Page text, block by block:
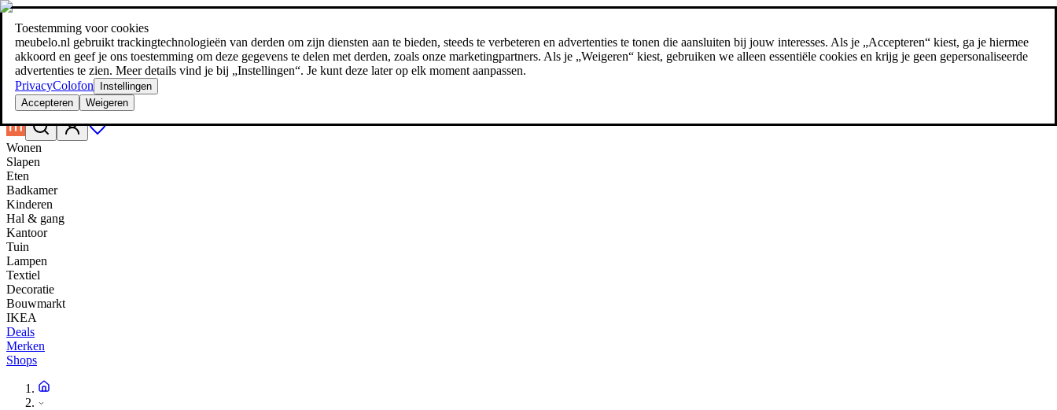
Toestemming voor cookies
meubelo.nl gebruikt trackingtechnologieën van derden om zijn diensten aan te bieden, steeds te verbeteren en advertenties te tonen die aansluiten bij jouw interesses. Als je „Accepteren“ kiest, ga je hiermee
akkoord en geef je ons toestemming om deze gegevens te delen met derden, zoals onze marketingpartners. Als je „Weigeren“ kiest, gebruiken we alleen essentiële cookies en krijg je geen gepersonaliseerde
advertenties te zien. Meer details vind je bij „Instellingen“. Je kunt deze later op elk moment aanpassen.
PrivacyColofon
Instellingen
Accepteren
Weigeren
Zoeken
meubel jezelf de beste prijs!meubel jezelf de beste prijs!
Wonen
Slapen
Eten
Badkamer
Kinderen
Hal & gang
Kantoor
Tuin
Lampen
Textiel
Decoratie
Bouwmarkt
IKEA
Deals
Merken
Shops